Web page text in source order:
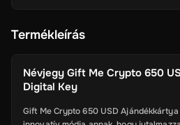
Termékleírás
Névjegy Gift Me Crypto 650
Digital Key
Gift Me Crypto 650 USD